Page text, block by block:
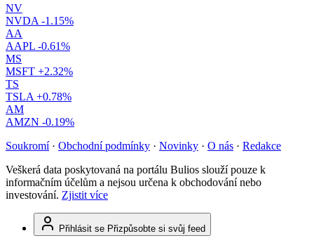
NV
NVDA -1.15%
AA
AAPL -0.61%
MS
MSFT +2.32%
TS
TSLA +0.78%
AM
AMZN -0.19%
Soukromí · Obchodní podmínky · Novinky · O nás · Redakce
Veškerá data poskytovaná na portálu Bulios slouží pouze k
informačním účelům a nejsou určena k obchodování nebo
investování. Zjistit více
Přihlásit se Přizpůsobte si svůj feed